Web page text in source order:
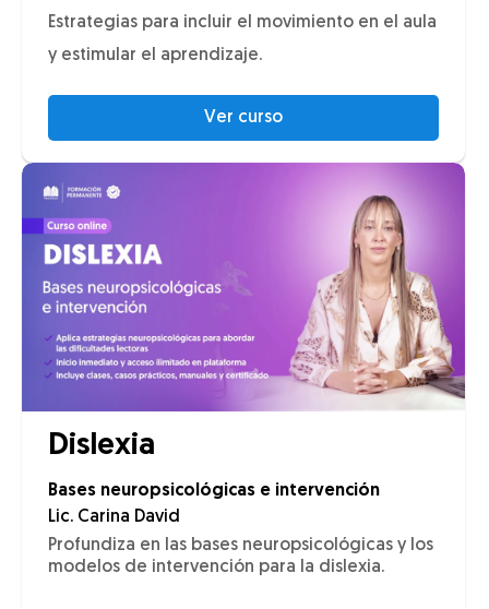
Estrategias para incluir el movimiento en el aula
y estimular el aprendizaje.
Ver curso
Dislexia
Bases neuropsicológicas e intervención
Lic. Carina David
Profundiza en las bases neuropsicológicas y los
modelos de intervención para la dislexia.